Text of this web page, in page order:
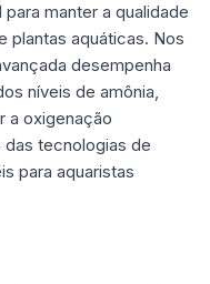
manter a qualidade
plantas aquáticas. Nos
desempenha
níveis de amônia,
a oxigenação
das tecnologias de
para aquaristas